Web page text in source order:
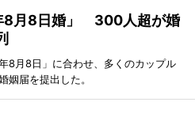
8月8日婚」 300人超が婚
8月8日」に合わせ、多くのカップル
姻届を提出した。